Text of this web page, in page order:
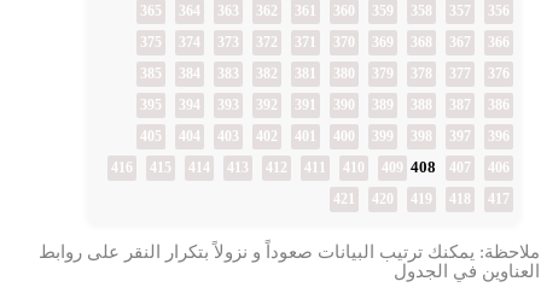
356
357
358
359
360
361
362
363
364
365
366
367
368
369
370
371
372
373
374
375
376
377
378
379
380
381
382
383
384
385
386
387
388
389
390
391
392
393
394
395
396
397
398
399
400
401
402
403
404
405
406
407
409
410
411
412
413
414
415
416
417
418
419
420
421
ملاحظة: يمكنك ترتيب البيانات صعوداً و نزولاً بتكرار النقر على روابط
العناوين في الجدول